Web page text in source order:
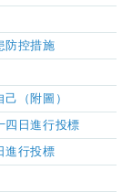
防控措施
（附圖）
四日進行投標
進行投標